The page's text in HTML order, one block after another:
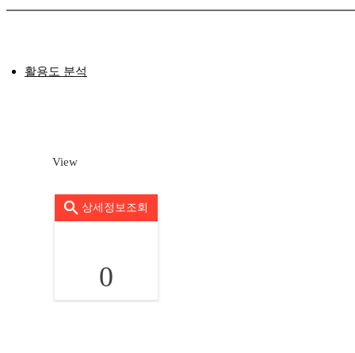
활용도 분석
View
상세정보조회
0